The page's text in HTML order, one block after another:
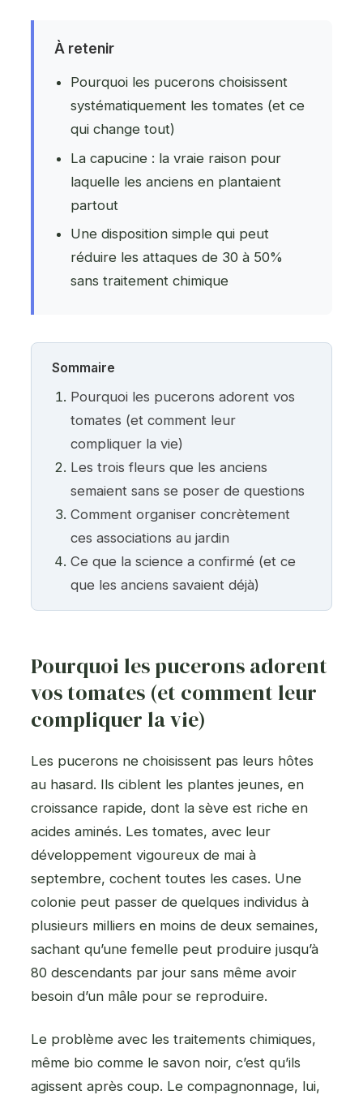
À retenir
Pourquoi les pucerons choisissent
systématiquement les tomates (et ce
qui change tout)
La capucine : la vraie raison pour
laquelle les anciens en plantaient
partout
Une disposition simple qui peut
réduire les attaques de 30 à 50%
sans traitement chimique
Sommaire
Pourquoi les pucerons adorent vos
tomates (et comment leur
compliquer la vie)
Les trois fleurs que les anciens
semaient sans se poser de questions
Comment organiser concrètement
ces associations au jardin
Ce que la science a confirmé (et ce
que les anciens savaient déjà)
Pourquoi les pucerons adorent
vos tomates (et comment leur
compliquer la vie)
Les pucerons ne choisissent pas leurs hôtes
au hasard. Ils ciblent les plantes jeunes, en
croissance rapide, dont la sève est riche en
acides aminés. Les tomates, avec leur
développement vigoureux de mai à
septembre, cochent toutes les cases. Une
colonie peut passer de quelques individus à
plusieurs milliers en moins de deux semaines,
sachant qu’une femelle peut produire jusqu’à
80 descendants par jour sans même avoir
besoin d’un mâle pour se reproduire.
Le problème avec les traitements chimiques,
même bio comme le savon noir, c’est qu’ils
agissent après coup. Le compagnonnage, lui,